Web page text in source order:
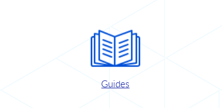
Guides